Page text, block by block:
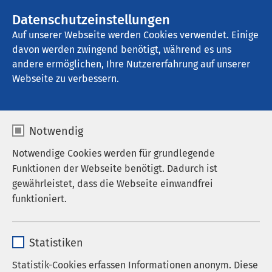
Datenschutzeinstellungen
Auf unserer Webseite werden Cookies verwendet. Einige
davon werden zwingend benötigt, während es uns
andere ermöglichen, Ihre Nutzererfahrung auf unserer
Webseite zu verbessern.
Notwendig
Notwendige Cookies werden für grundlegende
Funktionen der Webseite benötigt. Dadurch ist
gewährleistet, dass die Webseite einwandfrei
funktioniert.
Anbieter sgalinski
Statistiken
Statistik-Cookies erfassen Informationen anonym. Diese
AMEOS Ambulantes Klinikum Bremerhaven
Krankenhausleitung